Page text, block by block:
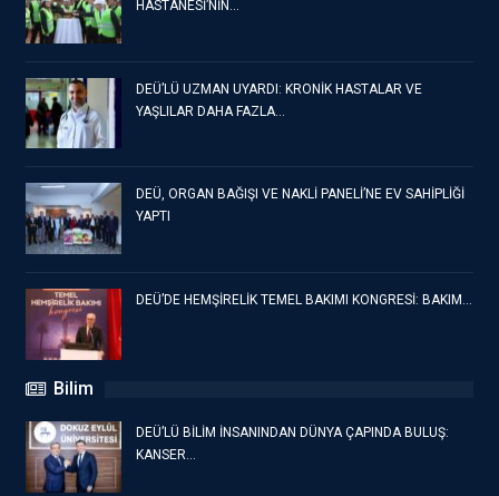
HASTANESİ’NİN…
DEÜ’LÜ UZMAN UYARDI: KRONİK HASTALAR VE
YAŞLILAR DAHA FAZLA…
DEÜ, ORGAN BAĞIŞI VE NAKLİ PANELİ’NE EV SAHİPLİĞİ
YAPTI
DEÜ’DE HEMŞİRELİK TEMEL BAKIMI KONGRESİ: BAKIM…
Bilim
DEÜ’LÜ BİLİM İNSANINDAN DÜNYA ÇAPINDA BULUŞ:
KANSER…